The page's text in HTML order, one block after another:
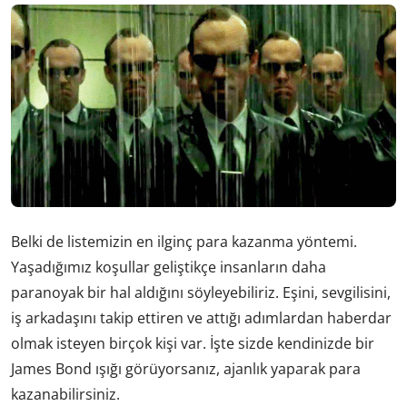
Belki de listemizin en ilginç para kazanma yöntemi.
Yaşadığımız koşullar geliştikçe insanların daha
paranoyak bir hal aldığını söyleyebiliriz. Eşini, sevgilisini,
iş arkadaşını takip ettiren ve attığı adımlardan haberdar
olmak isteyen birçok kişi var. İşte sizde kendinizde bir
James Bond ışığı görüyorsanız, ajanlık yaparak para
kazanabilirsiniz.